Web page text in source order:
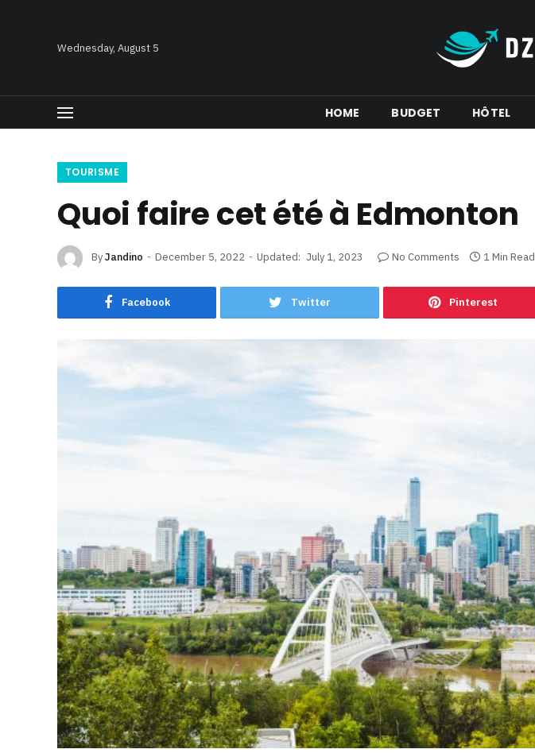
Wednesday, August 5
HOME BUDGET HÔTEL
TOURISME
Quoi faire cet été à Edmonton
ByJandino December 5, 2022 Updated: July 1, 2023 No Comments 1 Min Read
Facebook Twitter Pinterest